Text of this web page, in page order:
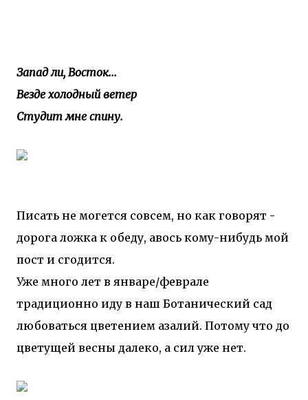
Запад ли, Восток...
Везде холодный ветер
Студит мне спину.
Писать не могется совсем, но как говорят -
дорога ложка к обеду, авось кому-нибудь мой
пост и сгодится.
Уже много лет в январе/феврале
традиционно иду в наш Ботанический сад
любоваться цветением азалий. Потому что до
цветущей весны далеко, а сил уже нет.